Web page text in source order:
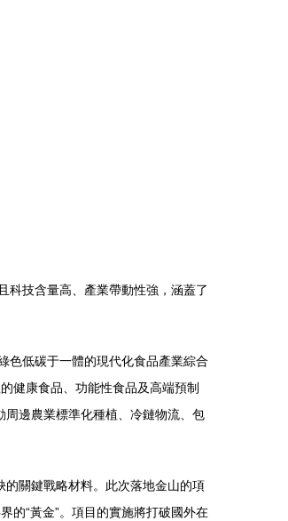
科技含量高、產業帶動性強，涵蓋了
色低碳于一體的現代化食品產業綜合
健康食品、功能性食品及高端預制
周邊農業標準化種植、冷鏈物流、包
的關鍵戰略材料。此次落地金山的項
的“黃金”。項目的實施將打破國外在